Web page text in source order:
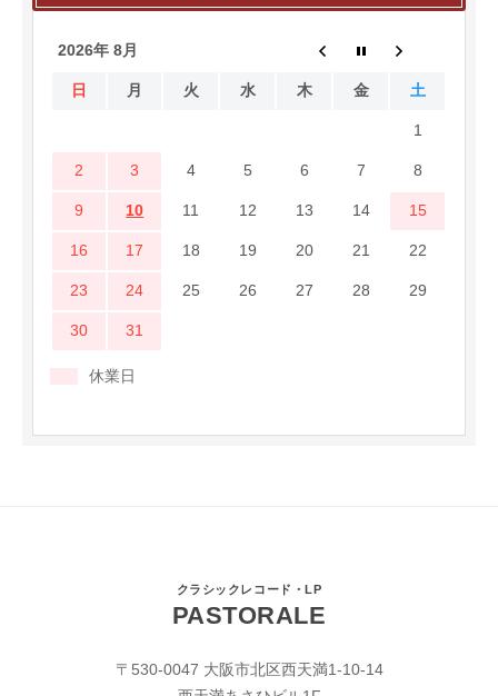
2026年 8月
日 月 火 水 木 金 土
1
2 3 4 5 6 7 8
9 10 11 12 13 14 15
16 17 18 19 20 21 22
23 24 25 26 27 28 29
30 31
休業日
クラシックレコード・LP
PASTORALE
〒530-0047 大阪市北区西天満1-10-14